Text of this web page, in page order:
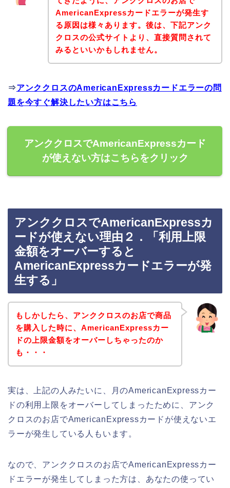
AmericanExpressカードエラーが発生す
る原因は様々あります。後は、下記アンク
クロスの公式サイトより、直接質問されて
みるといいかもしれません。
⇒アンククロスのAmericanExpressカードエラーの問
題を今すぐ解決したい方はこちら
アンククロスでAmericanExpressカード
が使えない方はこちらをクリック
アンククロスでAmericanExpressカ
ードが使えない理由２．「利用上限
金額をオーバーすると
AmericanExpressカードエラーが発
生する」
もしかしたら、アンククロスのお店で商品
を購入した時に、AmericanExpressカー
ドの上限金額をオーバーしちゃったのか
も・・・
実は、上記の人みたいに、月のAmericanExpressカー
ドの利用上限をオーバーしてしまったために、アンク
クロスのお店でAmericanExpressカードが使えないエ
ラーが発生している人もいます。
なので、アンククロスのお店でAmericanExpressカー
ドエラーが発生してしまった方は、あなたの使ってい